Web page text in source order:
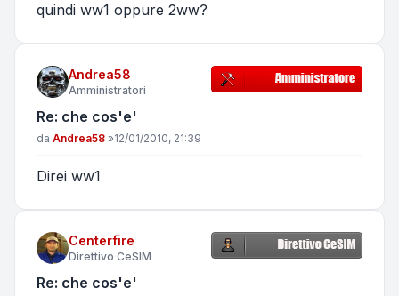
quindi ww1 oppure 2ww?
Andrea58
Amministratori
Re: che cos'e'
Messaggio
da Andrea58 »12/01/2010, 21:39
Direi ww1
Centerfire
Direttivo CeSIM
Re: che cos'e'